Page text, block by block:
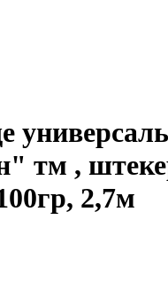
тм ,
2,7м